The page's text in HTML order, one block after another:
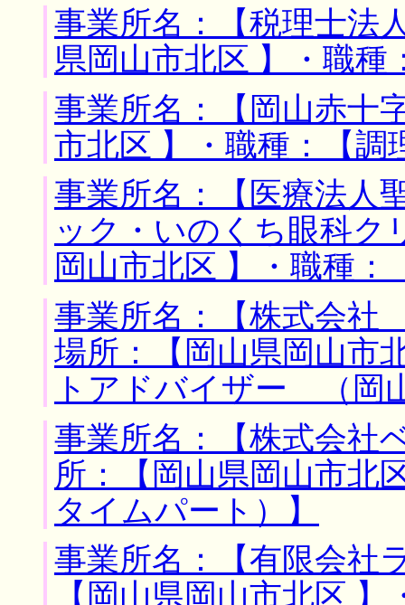
事業所名：【税理士法
県岡山市北区 】・職
事業所名：【岡山赤十
市北区 】・職種：【
事業所名：【医療法人
ック・いのくち眼科ク
岡山市北区 】・職種
事業所名：【株式会
場所：【岡山県岡山市
トアドバイザー （岡
事業所名：【株式会
所：【岡山県岡山市北
タイムパート）】
事業所名：【有限会社
【岡山県岡山市北区